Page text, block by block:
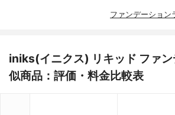
ファンデーション
iniks(イニクス) リキッド ファ
似商品：評価・料金比較表